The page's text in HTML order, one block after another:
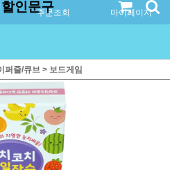
주문조회 마이페이지
인문구
퍼즐/큐브 > 보드게임